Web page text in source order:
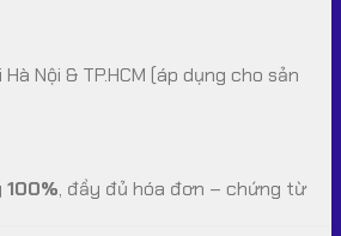
Hà Nội & TP.HCM (áp dụng cho sản
, đầy đủ hóa đơn – chứng từ